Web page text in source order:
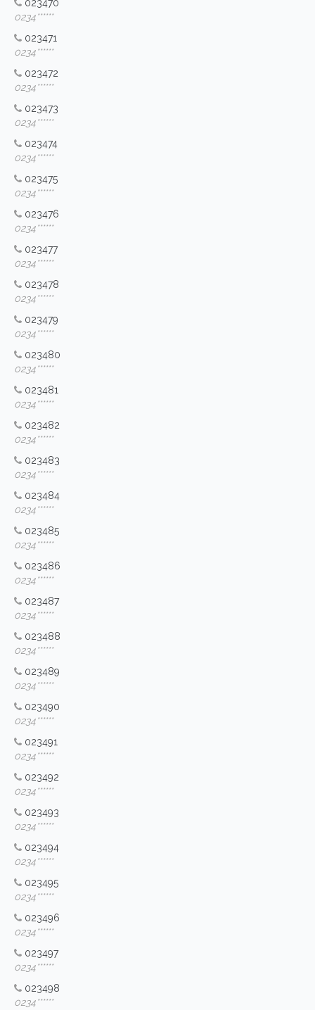
023470
0234******
023471
0234******
023472
0234******
023473
0234******
023474
0234******
023475
0234******
023476
0234******
023477
0234******
023478
0234******
023479
0234******
023480
0234******
023481
0234******
023482
0234******
023483
0234******
023484
0234******
023485
0234******
023486
0234******
023487
0234******
023488
0234******
023489
0234******
023490
0234******
023491
0234******
023492
0234******
023493
0234******
023494
0234******
023495
0234******
023496
0234******
023497
0234******
023498
0234******